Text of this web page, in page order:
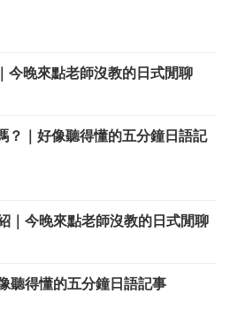
今晚來點老師沒教的日式閒聊
？｜好像聽得懂的五分鐘日語記
｜今晚來點老師沒教的日式閒聊
聽得懂的五分鐘日語記事